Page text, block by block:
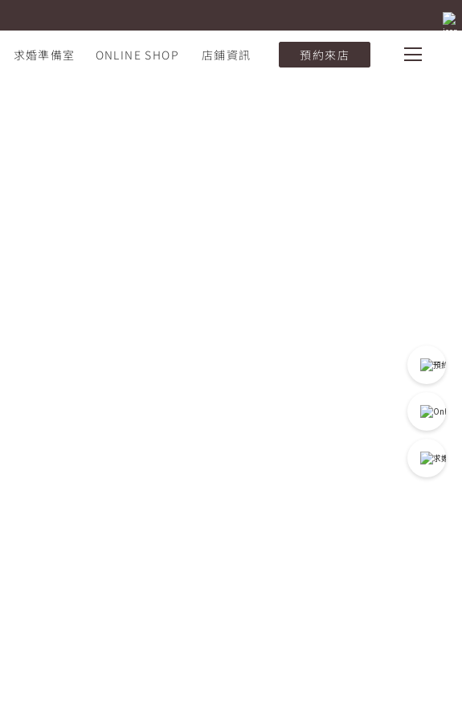
求婚準備室 ONLINE SHOP 店鋪資訊 預約來店